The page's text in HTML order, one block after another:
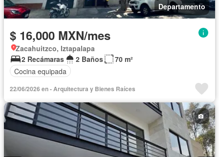
Departamento
$ 16,000 MXN/mes
Zacahuitzco, Iztapalapa
2 Recámaras
2 Baños
70 m²
Cocina equipada
22/06/2026 en - Arquitectura y Bienes Raíces